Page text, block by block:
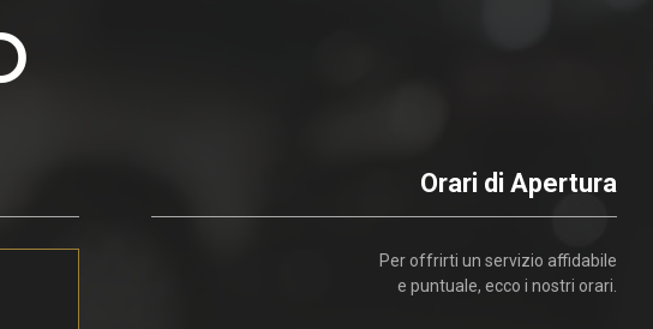
Orari di Apertura
Per offrirti un servizio affidabile
e puntuale, ecco i nostri orari.